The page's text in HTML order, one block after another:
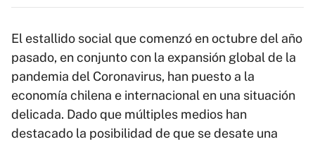
El estallido social que comenzó en octubre del año
pasado, en conjunto con la expansión global de la
pandemia del Coronavirus, han puesto a la
economía chilena e internacional en una situación
delicada. Dado que múltiples medios han
destacado la posibilidad de que se desate una